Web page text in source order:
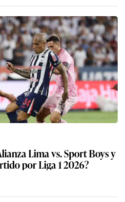
Lima vs. Sport Boys y
por Liga 1 2026?